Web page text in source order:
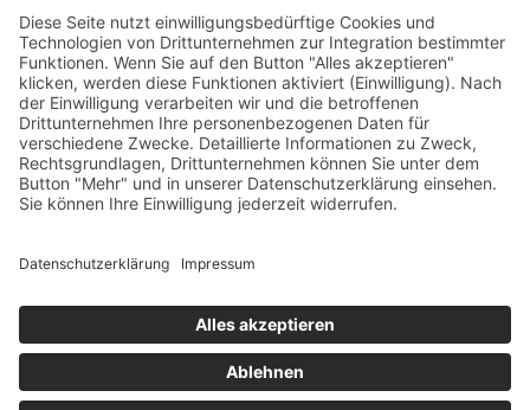
E-MAIL
 wirksam@marionhaupt.com
RECHTLICHES
 Impressum
Datenschutzerklärung
 AGBs